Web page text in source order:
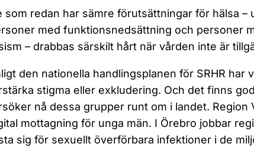
som redan har sämre förutsättningar för hälsa –
med funktionsnedsättning och personer
– drabbas särskilt hårt när vården inte är
den nationella handlingsplanen för SRHR har
stigma eller exkludering. Och det finns
nå dessa grupper runt om i landet. Region
mottagning för unga män. I Örebro jobbar
sig för sexuellt överförbara infektioner i de